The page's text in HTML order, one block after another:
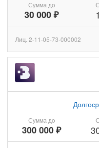
Сумма до
30 000 ₽
Лиц. 2-11-05-73-000002
Сумма до
300 000 ₽